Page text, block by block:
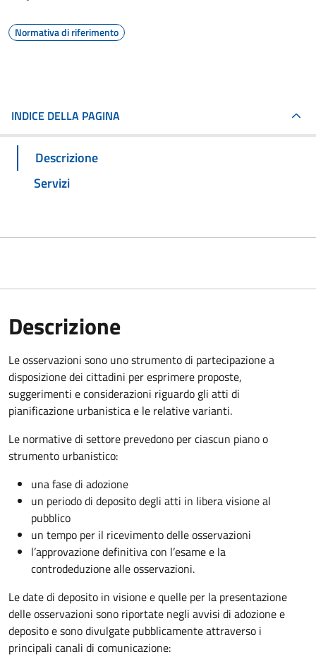
Normativa di riferimento
INDICE DELLA PAGINA
Descrizione
Servizi
Descrizione
Le osservazioni sono uno strumento di partecipazione a
disposizione dei cittadini per esprimere proposte,
suggerimenti e considerazioni riguardo gli atti di
pianificazione urbanistica e le relative varianti.
Le normative di settore prevedono per ciascun piano o
strumento urbanistico:
una fase di adozione
un periodo di deposito degli atti in libera visione al
pubblico
un tempo per il ricevimento delle osservazioni
l’approvazione definitiva con l’esame e la
controdeduzione alle osservazioni.
Le date di deposito in visione e quelle per la presentazione
delle osservazioni sono riportate negli avvisi di adozione e
deposito e sono divulgate pubblicamente attraverso i
principali canali di comunicazione: